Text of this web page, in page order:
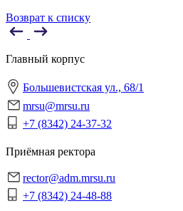
Возврат к списку
Главный корпус
Большевистская ул., 68/1
mrsu@mrsu.ru
+7 (8342) 24-37-32
Приёмная ректора
rector@adm.mrsu.ru
+7 (8342) 24-48-88